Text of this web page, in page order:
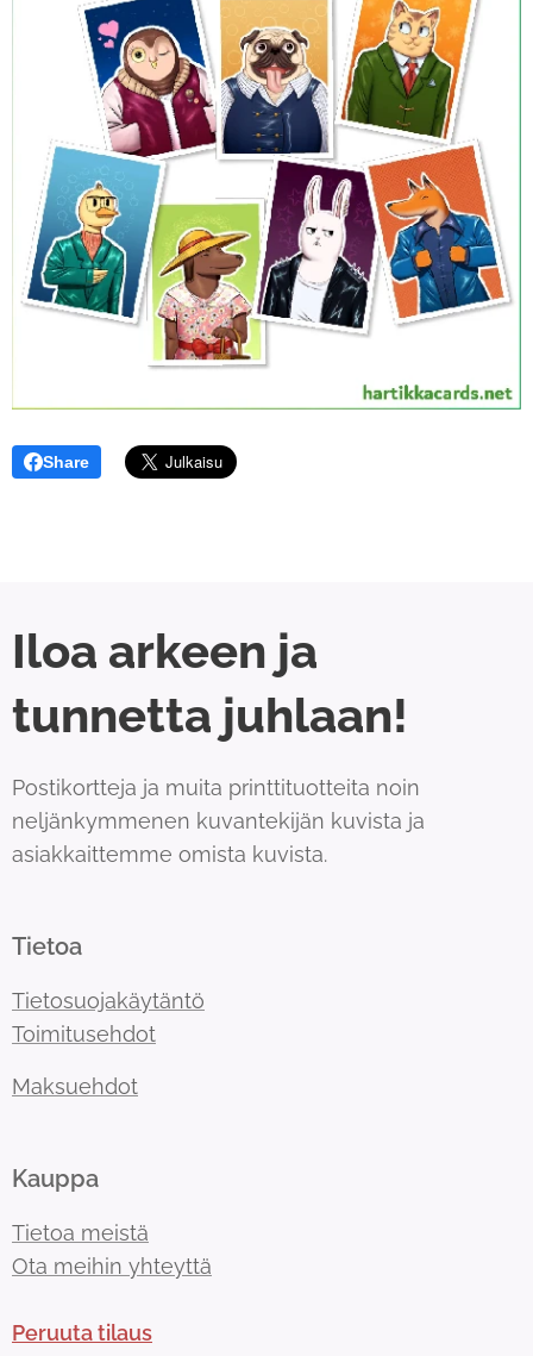
Share
Iloa arkeen ja
tunnetta juhlaan!
Postikortteja ja muita printtituotteita noin
neljänkymmenen kuvantekijän kuvista ja
asiakkaittemme omista kuvista.
Tietoa
Tietosuojakäytäntö
Toimitusehdot
Maksuehdot
Kauppa
Tietoa meistä
Ota meihin yhteyttä
Peruuta tilaus